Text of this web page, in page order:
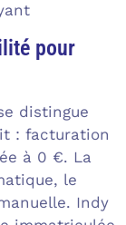
pour
distingue
: facturation
à 0 €. La
le
Indy